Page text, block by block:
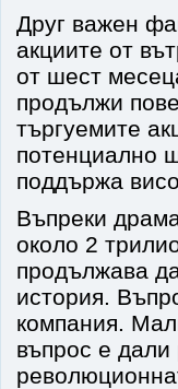
Друг важен
акциите от
от шест
продължи
търгуемите
потенциално
поддържа
Въпреки
около 2
продължава
история.
компания.
въпрос е